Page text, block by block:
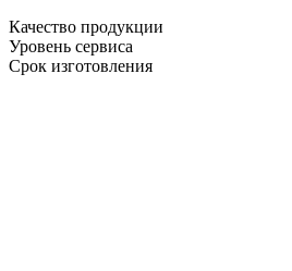
Качество продукции
Уровень сервиса
Срок изготовления